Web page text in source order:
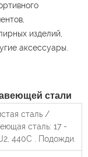
изделий,
аксессуары.
стали
сталь /
сталь: 17 -
440C
. Подожди.